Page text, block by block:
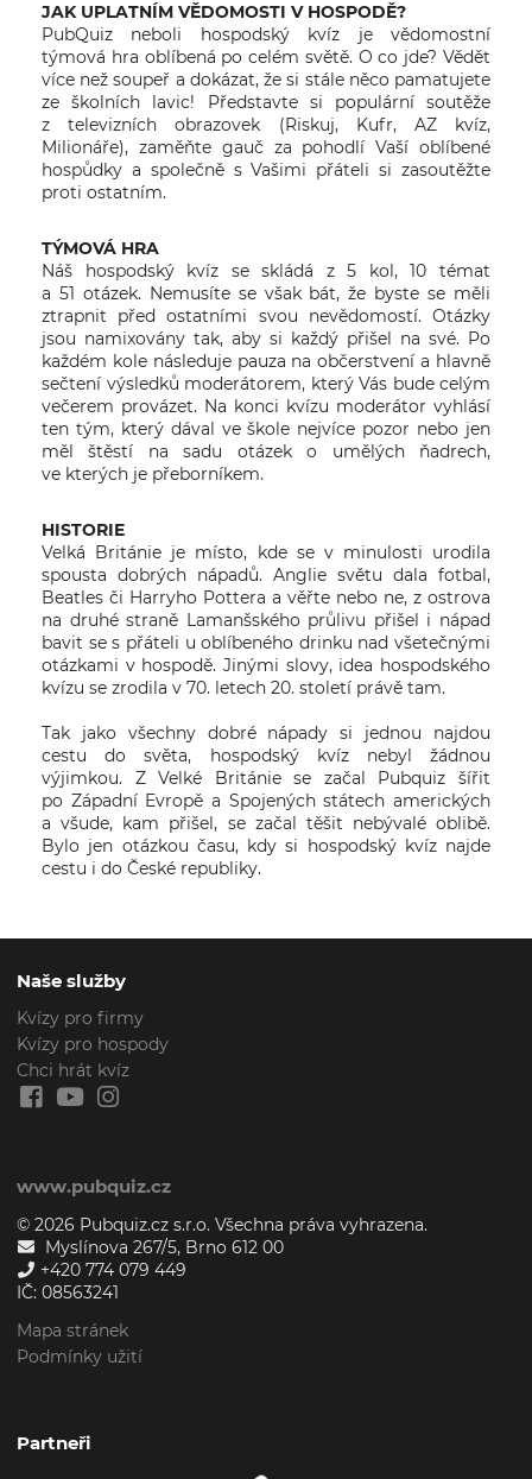
JAK UPLATNÍM VĚDOMOSTI V HOSPODĚ?
PubQuiz neboli hospodský kvíz je vědomostní
týmová hra oblíbená po celém světě. O co jde? Vědět
více než soupeř a dokázat, že si stále něco pamatujete
ze školních lavic! Představte si populární soutěže
z televizních obrazovek (Riskuj, Kufr, AZ kvíz,
Milionáře), zaměňte gauč za pohodlí Vaší oblíbené
hospůdky a společně s Vašimi přáteli si zasoutěžte
proti ostatním.
TÝMOVÁ HRA
Náš hospodský kvíz se skládá z 5 kol, 10 témat
a 51 otázek. Nemusíte se však bát, že byste se měli
ztrapnit před ostatními svou nevědomostí. Otázky
jsou namixovány tak, aby si každý přišel na své. Po
každém kole následuje pauza na občerstvení a hlavně
sečtení výsledků moderátorem, který Vás bude celým
večerem provázet. Na konci kvízu moderátor vyhlásí
ten tým, který dával ve škole nejvíce pozor nebo jen
měl štěstí na sadu otázek o umělých ňadrech,
ve kterých je přeborníkem.
HISTORIE
Velká Británie je místo, kde se v minulosti urodila
spousta dobrých nápadů. Anglie světu dala fotbal,
Beatles či Harryho Pottera a věřte nebo ne, z ostrova
na druhé straně Lamanšského průlivu přišel i nápad
bavit se s přáteli u oblíbeného drinku nad všetečnými
otázkami v hospodě. Jinými slovy, idea hospodského
kvízu se zrodila v 70. letech 20. století právě tam.
Tak jako všechny dobré nápady si jednou najdou
cestu do světa, hospodský kvíz nebyl žádnou
výjimkou. Z Velké Británie se začal Pubquiz šířit
po Západní Evropě a Spojených státech amerických
a všude, kam přišel, se začal těšit nebývalé oblibě.
Bylo jen otázkou času, kdy si hospodský kvíz najde
cestu i do České republiky.
Naše služby
Kvízy pro firmy
Kvízy pro hospody
Chci hrát kvíz
www.pubquiz.cz
© 2026 Pubquiz.cz s.r.o. Všechna práva vyhrazena.
Myslínova 267/5, Brno 612 00
+420 774 079 449
IČ: 08563241
Mapa stránek
Podmínky užití
Partneři